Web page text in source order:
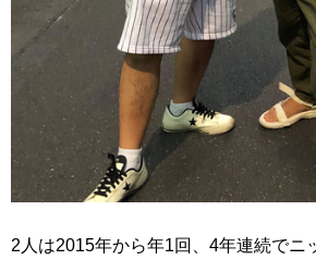
2人は2015年から年1回、4年連続でニ